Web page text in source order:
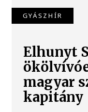
GYÁSZHÍR
Elhunyt
magyar
kapitány